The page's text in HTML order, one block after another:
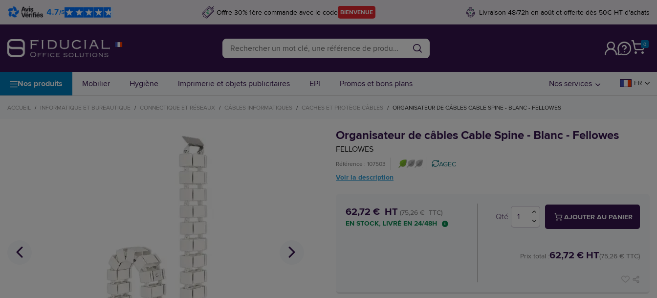
4.7/5 Offre 30% 1ère commande avec le code BIENVENUE Livraison 48/72h en août et offerte dès 50€ HT d'achats
0
Nos produits Mobilier Hygiène Imprimerie et objets publicitaires EPI Promos et bons plans Nos services FR
ACCUEIL / INFORMATIQUE ET BUREAUTIQUE / CONNECTIQUE ET RÉSEAUX / CÂBLES INFORMATIQUES / CACHES ET PROTÈGE CÂBLES / ORGANISATEUR DE CÂBLES CABLE SPINE - BLANC - FELLOWES
Organisateur de câbles Cable Spine - Blanc - Fellowes
FELLOWES
Référence : 107503
AGEC
Voir la description
62,72 € HT (75,26 € TTC)
EN STOCK, LIVRÉ EN 24/48H
Qté AJOUTER AU PANIER
Prix total :62,72 € HT(75,26 € TTC)